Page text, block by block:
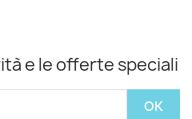
e le offerte speciali